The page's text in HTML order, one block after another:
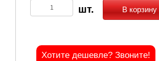
В корзину
Хотите дешевле? Звоните!